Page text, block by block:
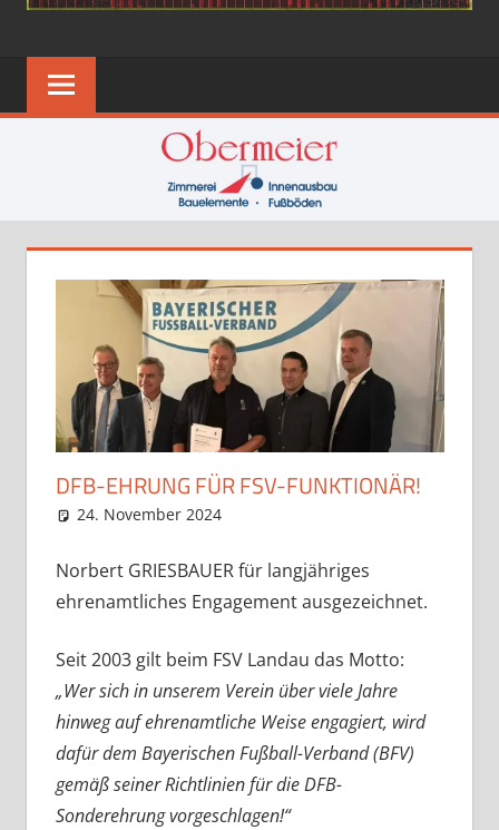
DFB-EHRUNG FÜR FSV-FUNKTIONÄR!
24. November 2024
Norbert GRIESBAUER für langjähriges
ehrenamtliches Engagement ausgezeichnet.
Seit 2003 gilt beim FSV Landau das Motto:
„Wer sich in unserem Verein über viele Jahre
hinweg auf ehrenamtliche Weise engagiert, wird
dafür dem Bayerischen Fußball-Verband (BFV)
gemäß seiner Richtlinien für die DFB-
Sonderehrung vorgeschlagen!“